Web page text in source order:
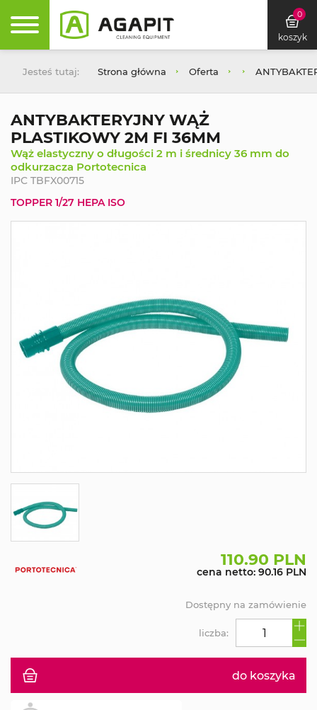
0
koszyk
Jesteś tutaj: Strona główna Oferta
ANTYBAKTERYJNY WĄŻ
PLASTIKOWY 2M FI 36MM
Wąż elastyczny o długości 2 m i średnicy 36 mm do
odkurzacza Portotecnica
IPC TBFX00715
TOPPER 1/27 HEPA ISO
110.90 PLN
cena netto: 90.16 PLN
do koszyka
liczba:
Dostępny na zamówienie